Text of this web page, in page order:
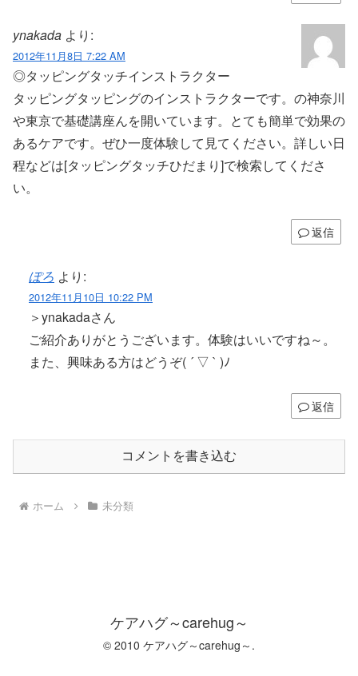
ynakada より:
2012年11月8日 7:22 AM
◎タッピングタッチインストラクター
タッピングタッピングのインストラクターです。の神奈川
や東京で基礎講座んを開いています。とても簡単で効果の
あるケアです。ぜひ一度体験して見てください。詳しい日
程などは[タッピングタッチひだまり]で検索してくださ
い。
返信
ぽろ より:
2012年11月10日 10:22 PM
＞ynakadaさん
ご紹介ありがとうございます。体験はいいですね～。
また、興味ある方はどうぞ( ´ ▽ ` )ﾉ
返信
コメントを書き込む
ホーム 未分類
ケアハグ～carehug～
© 2010 ケアハグ～carehug～.